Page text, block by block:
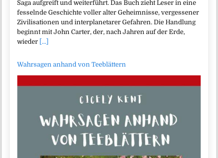
Saga aufgreift und weiterführt. Das Buch zieht Leser in eine
fesselnde Geschichte voller alter Geheimnisse, vergessener
Zivilisationen und interplanetarer Gefahren. Die Handlung
beginnt mit John Carter, der, nach Jahren auf der Erde,
wieder [...]
Wahrsagen anhand von Teeblättern